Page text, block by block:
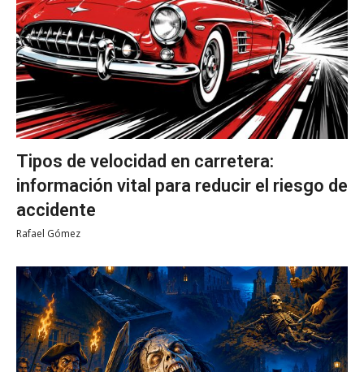
Tipos de velocidad en carretera:
información vital para reducir el riesgo de
accidente
Rafael Gómez